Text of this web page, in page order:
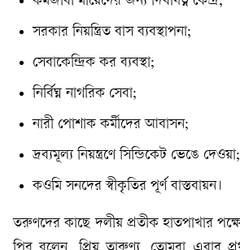
সরকার নিয়ন্ত্রিত বাস ব্যবস্থাপনা;
সেবাকেন্দ্রিক কর ব্যবস্থা;
নির্বিঘ্ন নাগরিক সেবা;
নারী পোশাক কর্মীদের আবাসন;
দ্রব্যমূল্য নিয়ন্ত্রণে সিন্ডিকেট ভেঙে
কওমি সনদের স্বীকৃতির পূর্ণ বাস্তবায়ন।
তরুণদের কাছে দলীয় প্রতীক হাতপাখার